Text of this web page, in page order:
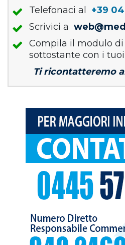
Telefonaci al
+39
Scrivici a
Compila il modulo di
sottostante con i
Ti ricontatteremo